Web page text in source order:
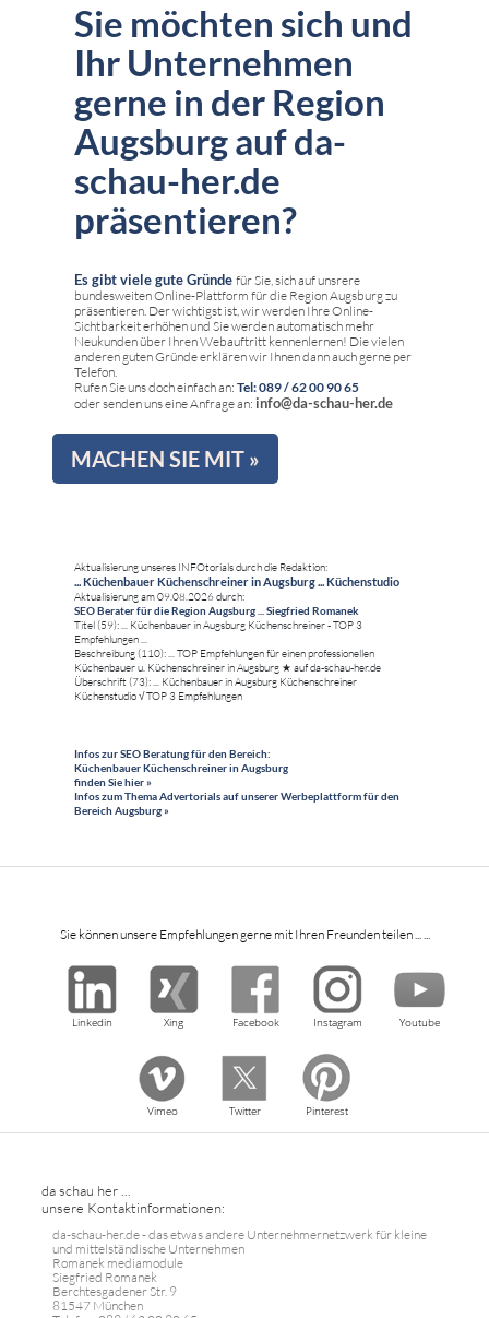
Sie möchten sich und
Ihr Unternehmen
gerne in der Region
Augsburg auf da-
schau-her.de
präsentieren?
Es gibt viele gute Gründe für Sie, sich auf unsrere
bundesweiten Online-Plattform für die Region Augsburg zu
präsentieren. Der wichtigst ist, wir werden Ihre Online-
Sichtbarkeit erhöhen und Sie werden automatisch mehr
Neukunden über Ihren Webauftritt kennenlernen! Die vielen
anderen guten Gründe erklären wir Ihnen dann auch gerne per
Telefon.
Rufen Sie uns doch einfach an: Tel: 089 / 62 00 90 65
oder senden uns eine Anfrage an: info@da-schau-her.de
MACHEN SIE MIT »
Aktualisierung unseres INFOtorials durch die Redaktion:
... Küchenbauer Küchenschreiner in Augsburg ... Küchenstudio
Aktualisierung am 09.08.2026 durch:
SEO Berater für die Region Augsburg ... Siegfried Romanek
Titel (59): ... Küchenbauer in Augsburg Küchenschreiner - TOP 3
Empfehlungen ...
Beschreibung (110): ... TOP Empfehlungen für einen professionellen
Küchenbauer u. Küchenschreiner in Augsburg ★ auf da-schau-her.de
Überschrift (73): ... Küchenbauer in Augsburg Küchenschreiner
Küchenstudio √ TOP 3 Empfehlungen
Infos zur SEO Beratung für den Bereich:
Küchenbauer Küchenschreiner in Augsburg
finden Sie hier »
Infos zum Thema Advertorials auf unserer Werbeplattform für den
Bereich Augsburg »
Sie können unsere Empfehlungen gerne mit Ihren Freunden teilen ... ...
Linkedin Xing Facebook Instagram Youtube
Vimeo Twitter Pinterest
da schau her ...
unsere Kontaktinformationen:
da-schau-her.de - das etwas andere Unternehmernetzwerk für kleine
und mittelständische Unternehmen
Romanek mediamodule
Siegfried Romanek
Berchtesgadener Str. 9
81547 München